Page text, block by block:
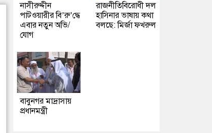
নাসীরুদ্দীন
পাটওয়ারীর বি’রু’দ্ধে
এবার নতুন অভি/
যোগ
রাজনীতিবিরোধী দল
হাসিনার ভাষায় কথা
বলছে: মির্জা ফখরুল
বাবুনগর মাদ্রাসায়
প্রধানমন্ত্রী